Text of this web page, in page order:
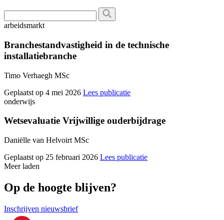
arbeidsmarkt
Branchestandvastigheid in de technische
installatiebranche
Timo Verhaegh MSc
Geplaatst op 4 mei 2026 Lees publicatie
onderwijs
Wetsevaluatie Vrijwillige ouderbijdrage
Daniëlle van Helvoirt MSc
Geplaatst op 25 februari 2026 Lees publicatie
Meer laden
Op de hoogte blijven?
Inschrijven nieuwsbrief